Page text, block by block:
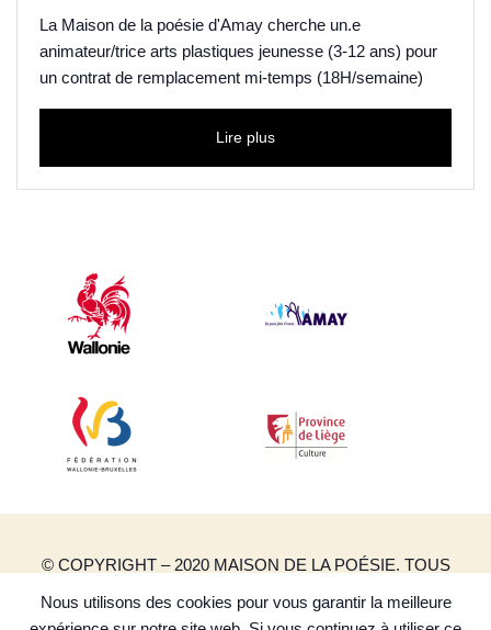
La Maison de la poésie d'Amay cherche un.e
animateur/trice arts plastiques jeunesse (3-12 ans) pour
un contrat de remplacement mi-temps (18H/semaine)
Lire plus
© COPYRIGHT – 2020 MAISON DE LA POÉSIE. TOUS
CRÉATION DE SITES INTERNET | PRODUWEB
Nous utilisons des cookies pour vous garantir la meilleure